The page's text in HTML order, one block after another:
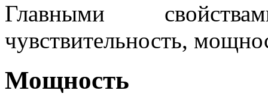
Главными
чувствительность,
Мощность